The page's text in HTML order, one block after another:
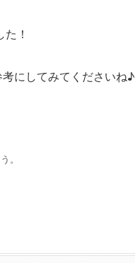
！
にしてみてくださいね♪
。